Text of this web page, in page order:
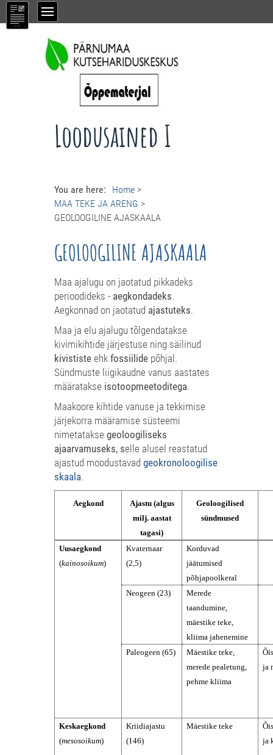
Loodusained I
You are here: Home >
MAA TEKE JA ARENG >
GEOLOOGILINE AJASKAALA
GEOLOOGILINE AJASKAALA
Maa ajalugu on jaotatud pikkadeks
perioodideks - aegkondadeks.
Aegkonnad on jaotatud ajastuteks.
Maa ja elu ajalugu tõlgendatakse
kivimikihtide järjestuse ning säilinud
kivististe ehk fossiilide põhjal.
Sündmuste liigikaudne vanus aastates
määratakse isotoopmeetoditega.
Maakoore kihtide vanuse ja tekkimise
järjekorra määramise süsteemi
nimetatakse geoloogiliseks
ajaarvamuseks, selle alusel reastatud
ajastud moodustavad geokronoloogilise
skaala.
Aegkond
Ajastu (algus
milj. aastat
tagasi)
Geoloogilised
sündmused
Uusaegkond
(kainosoikum)
Kvaternaar
(2,5)
Korduvad
jäätumised
põhjapoolkeral
Neogeen (23)
Merede
taandumine,
mäestike teke,
kliima jahenemine
Paleogeen (65)
Mäestike teke,
merede pealetung,
pehme kliima
ja
Keskaegkond
(mesosoikum)
Kriidiajastu
(146)
Mäestike teke
ja